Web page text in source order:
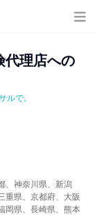
代理店への
ルで。
、神奈川県、新潟
重県、京都府、大阪
岡県、長崎県、熊本